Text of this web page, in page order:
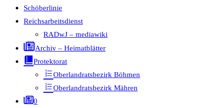
Schöberlinie
Reichsarbeitsdienst
RADwJ – mediawiki
Archiv – Heimatblätter
Protektorat
Oberlandratsbezirk Böhmen
Oberlandratsbezirk Mähren
0